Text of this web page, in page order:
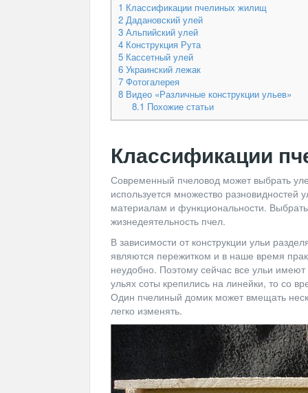
1 Классификации пчелиных жилищ
2 Дадановский улей
3 Альпийский улей
4 Конструкция Рута
5 Кассетный улей
6 Украинский лежак
7 Фотогалерея
8 Видео «Различные конструкции ульев»
8.1 Похожие статьи
Классификации
Современный пчеловод может выбрать
используется множество разновидностей
материалам и функциональности.
жизнедеятельность пчел.
В зависимости от конструкции ульи
являются пережитком и в наше время
неудобно. Поэтому сейчас все ульи
ульях соты крепились на линейки, то со
Один пчелиный домик может вмещать
легко изменять.